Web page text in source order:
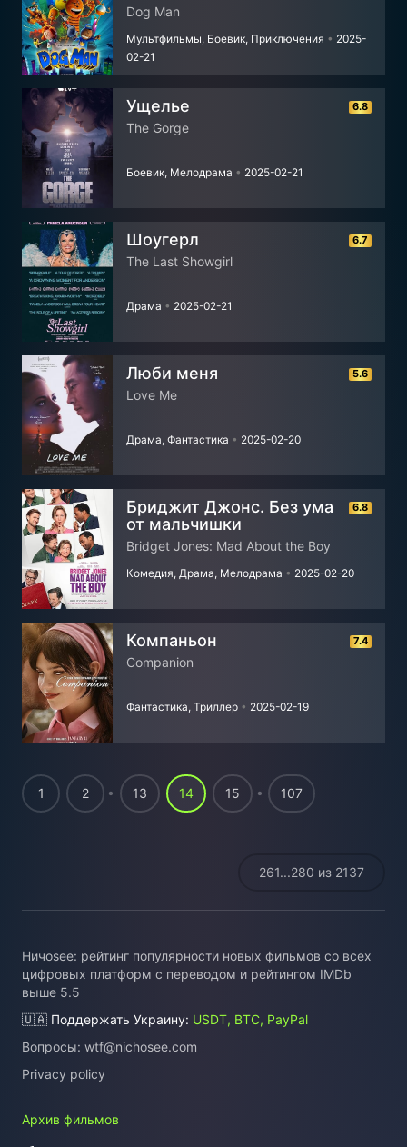
Dog Man
Мультфильмы, Боевик, Приключения • 2025-
02-21
6.8
Ущелье
The Gorge
Боевик, Мелодрама • 2025-02-21
6.7
Шоугерл
The Last Showgirl
Драма • 2025-02-21
5.6
Люби меня
Love Me
Драма, Фантастика • 2025-02-20
6.8
Бриджит Джонс. Без ума
от мальчишки
Bridget Jones: Mad About the Boy
Комедия, Драма, Мелодрама • 2025-02-20
7.4
Компаньон
Companion
Фантастика, Триллер • 2025-02-19
1 2 13 14 15 107
261...280 из 2137
Ничоsee: рейтинг популярности новых фильмов со всех
цифровых платформ с переводом и рейтингом IMDb
выше 5.5
🇺🇦 Поддержать Украину: USDT, BTC, PayPal
Вопросы: wtf@nichosee.com
Privacy policy
Архив фильмов